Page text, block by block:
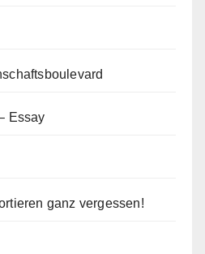
Essay
ganz vergessen!